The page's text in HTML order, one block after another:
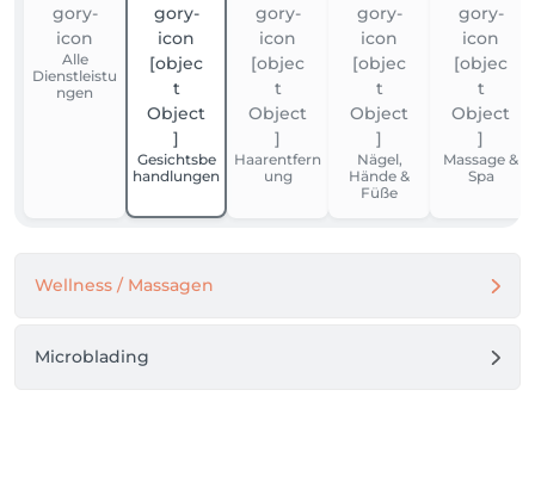
Alle
Dienstleistu
ngen
Gesichtsbe
handlungen
Haarentfern
ung
Nägel,
Hände &
Füße
Massage &
Spa
Wellness / Massagen
Microblading